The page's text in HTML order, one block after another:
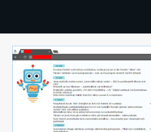
TECHBBS
TIETOA
HINTA.FI
KAUPPA
VAIHDA TEEMA